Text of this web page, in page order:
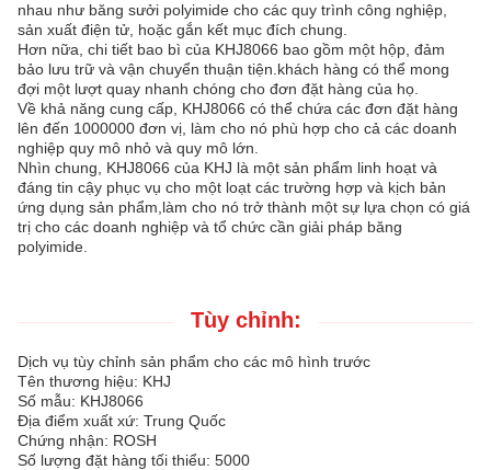
nhau như băng sưởi polyimide cho các quy trình công nghiệp,
sản xuất điện tử, hoặc gắn kết mục đích chung.
Hơn nữa, chi tiết bao bì của KHJ8066 bao gồm một hộp, đảm
bảo lưu trữ và vận chuyển thuận tiện.khách hàng có thể mong
đợi một lượt quay nhanh chóng cho đơn đặt hàng của họ.
Về khả năng cung cấp, KHJ8066 có thể chứa các đơn đặt hàng
lên đến 1000000 đơn vị, làm cho nó phù hợp cho cả các doanh
nghiệp quy mô nhỏ và quy mô lớn.
Nhìn chung, KHJ8066 của KHJ là một sản phẩm linh hoạt và
đáng tin cậy phục vụ cho một loạt các trường hợp và kịch bản
ứng dụng sản phẩm,làm cho nó trở thành một sự lựa chọn có giá
trị cho các doanh nghiệp và tổ chức cần giải pháp băng
polyimide.
Tùy chỉnh:
Dịch vụ tùy chỉnh sản phẩm cho các mô hình trước
Tên thương hiệu: KHJ
Số mẫu: KHJ8066
Địa điểm xuất xứ: Trung Quốc
Chứng nhận: ROSH
Số lượng đặt hàng tối thiểu: 5000